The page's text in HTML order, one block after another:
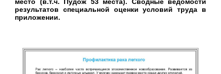
результатов специальной оценки условий труда в
приложении.